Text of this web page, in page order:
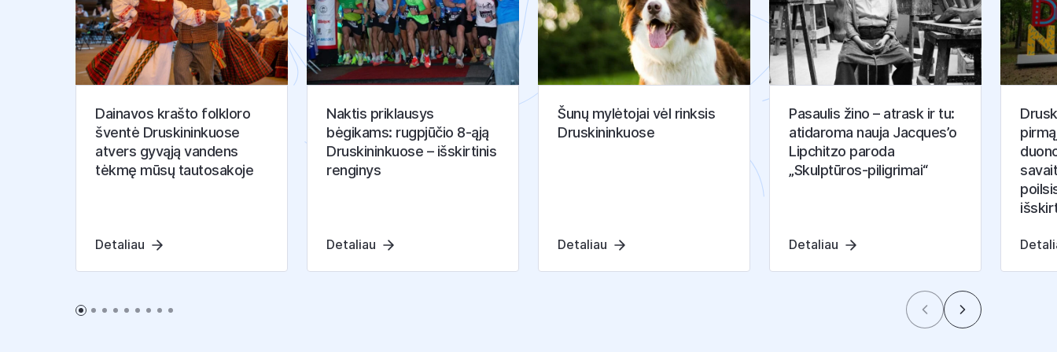
Dainavos krašto folkloro
šventė Druskininkuose
atvers gyvąją vandens
tėkmę mūsų tautosakoje
Detaliau
Naktis priklausys
bėgikams: rugpjūčio 8-ąją
Druskininkuose – išskirtinis
renginys
Detaliau
Šunų mylėtojai vėl rinksis
Druskininkuose
Detaliau
Pasaulis žino – atrask ir tu:
atidaroma nauja Jacques’o
Lipchitzo paroda
„Skulptūros-piligrimai“
Detaliau